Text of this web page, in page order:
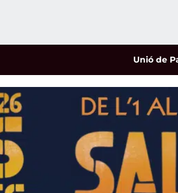
Unió de